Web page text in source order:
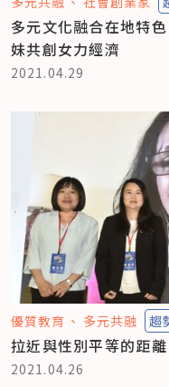
多元文化融合在地特
妹共創女力經濟
2021.04.29
優質教育 多元共融 趨
拉近與性別平等的距
2021.04.26